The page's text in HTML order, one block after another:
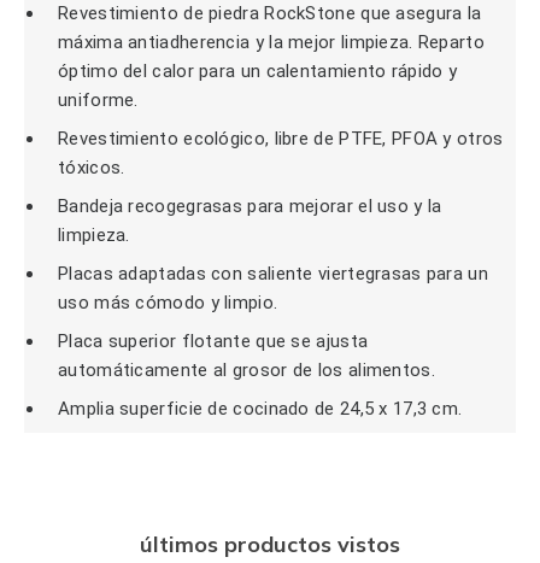
Revestimiento de piedra RockStone que asegura la
máxima antiadherencia y la mejor limpieza. Reparto
óptimo del calor para un calentamiento rápido y
uniforme.
Revestimiento ecológico, libre de PTFE, PFOA y otros
tóxicos.
Bandeja recogegrasas para mejorar el uso y la
limpieza.
Placas adaptadas con saliente viertegrasas para un
uso más cómodo y limpio.
Placa superior flotante que se ajusta
automáticamente al grosor de los alimentos.
Amplia superficie de cocinado de 24,5 x 17,3 cm.
últimos productos vistos